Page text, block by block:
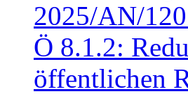
2025/AN/
Ö 8.1.2:
öffentlichen